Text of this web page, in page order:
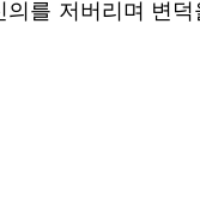
를 저버리며 변덕